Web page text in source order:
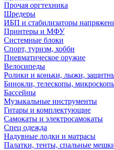
Прочая оргтехника
Шредеры
ИБП и стабилизаторы
Принтеры и МФУ
Системные блоки
Спорт, туризм, хобби
Пневматическое оружие
Велосипеды
Ролики и коньки, лыжи,
Бинокли, телескопы,
Бассейны
Музыкальные инструменты
Гитары и комплектующие
Самокаты и электросамокаты
Спец одежда
Надувные лодки и матрасы
Палатки, тенты, спальные